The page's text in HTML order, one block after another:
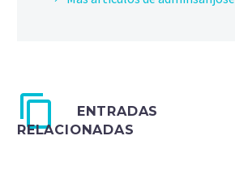
ENTRADAS
RELACIONADAS